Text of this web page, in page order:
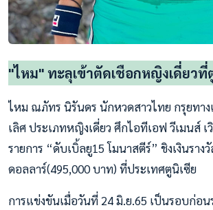
"ไหม" ทะลุเข้าตัดเชือกหญิงเดี่ยวที่
ไหม ณภัทร นิรันดร นักหวดสาวไทย กรุยทาง
เลิศ ประเภทหญิงเดี่ยว ศึกไอทีเอฟ วีเมนส์
รายการ “ดับเบิ้ลยู15 โมนาสตีร์” ชิงเงินราง
ดอลลาร์(495,000 บาท) ที่ประเทศตูนิเซีย
การแข่งขันเมื่อวันที่ 24 มิ.ย.65 เป็นรอบก่อ